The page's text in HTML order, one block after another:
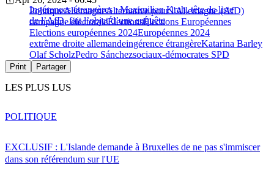
Ingérences étrangères : Maximilian Krah, tête de liste
de l’AfD, fait l’objet d’une enquête
PolitiqueAllemagneAlternative pour l'Allemagne (AfD)
campagne électoraleÉlectionsÉlections Européennes
Elections européennes 2024Européennes 2024
extrême droite allemandeingérence étrangèreKatarina Barley
Olaf ScholzPedro Sánchezsociaux-démocrates SPD
Print Partager
LES PLUS LUS
EXCLUSIF : L'Islande demande à Bruxelles de ne pas s'immiscer
dans son référendum sur l'UE
POLITIQUE